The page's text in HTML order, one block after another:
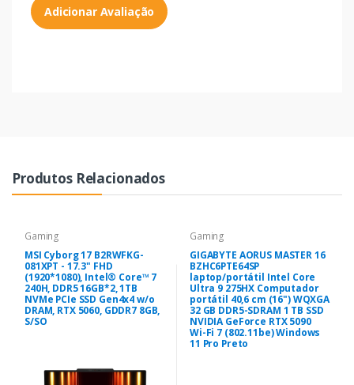
Adicionar Avaliação
Produtos Relacionados
Gaming
MSI Cyborg 17 B2RWFKG-
081XPT - 17.3" FHD
(1920*1080), Intel® Core™ 7
240H, DDR5 16GB*2, 1TB
NVMe PCIe SSD Gen4x4 w/o
DRAM, RTX 5060, GDDR7 8GB,
S/SO
Gaming
GIGABYTE AORUS MASTER 16
BZHC6PTE64SP
laptop/portátil Intel Core
Ultra 9 275HX Computador
portátil 40,6 cm (16") WQXGA
32 GB DDR5-SDRAM 1 TB SSD
NVIDIA GeForce RTX 5090
Wi-Fi 7 (802.11be) Windows
11 Pro Preto